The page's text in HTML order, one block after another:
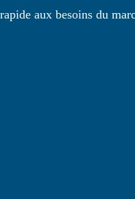
aux besoins du